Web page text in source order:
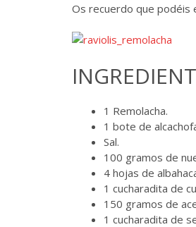
Os recuerdo que podéis
1 Remolacha.
1 bote de
Sal.
100 gramos de
4 hojas de
1 cucharadita de
150 gramos de
1 cucharadita de